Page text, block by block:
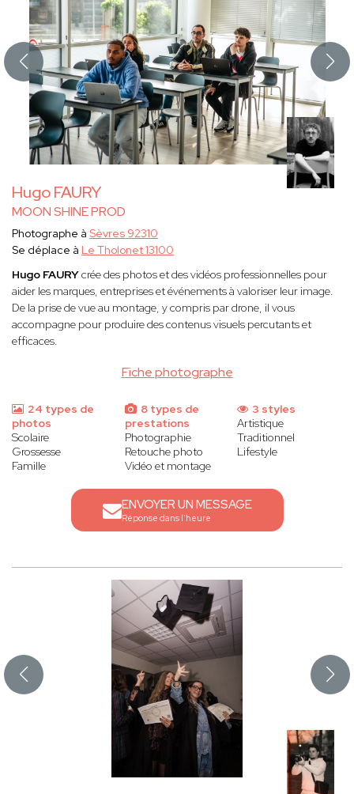
Hugo FAURY
MOON SHINE PROD
Fiche photographe
Photographe à Sèvres 92310
Se déplace à Le Tholonet 13100
Hugo FAURYcrée des photos et des vidéos professionnelles pour
aider les marques, entreprises et événements à valoriser leur image.
De la prise de vue au montage, y compris par drone, il vous
accompagne pour produire des contenus visuels percutants et
efficaces.
24 types de
photos
Scolaire
Grossesse
Famille
8 types de
prestations
Photographie
Retouche photo
Vidéo et montage
3 styles
Artistique
Traditionnel
Lifestyle
ENVOYER UN MESSAGE
Réponse dans l'heure